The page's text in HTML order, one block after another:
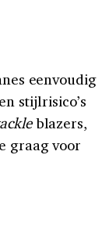
eenvoudig
stijlrisico’s
blazers,
graag voor